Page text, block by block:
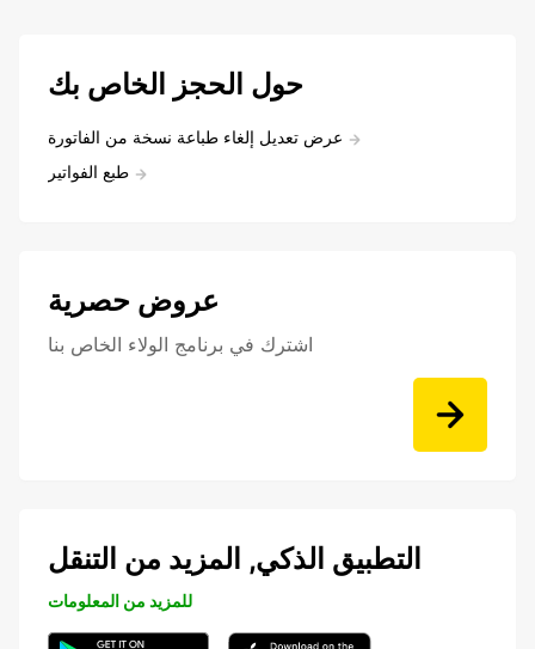
حول الحجز الخاص بك
عرض تعديل إلغاء طباعة نسخة من الفاتورة
طبع الفواتير
عروض حصرية
اشترك في برنامج الولاء الخاص بنا
التطبيق الذكي, المزيد من التنقل
للمزيد من المعلومات